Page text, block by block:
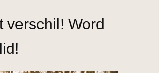
verschil! Word